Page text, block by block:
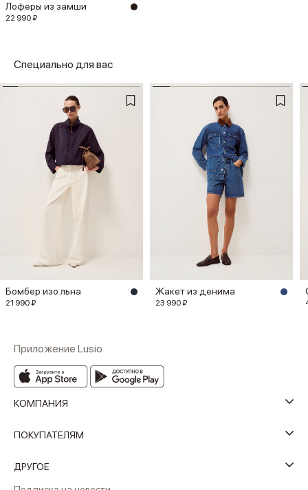
Лоферы из замши
22 990 ₽
Специально для вас
Бомбер изо льна
21 990 ₽
Жакет из денима
23 990 ₽
Приложение Lusio
КОМПАНИЯ
ПОКУПАТЕЛЯМ
ДРУГОЕ